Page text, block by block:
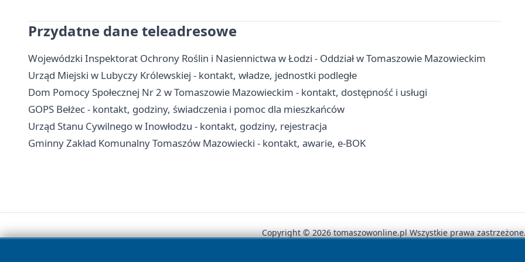
Przydatne dane teleadresowe
Wojewódzki Inspektorat Ochrony Roślin i Nasiennictwa w Łodzi - Oddział w Tomaszowie Mazowieckim
Urząd Miejski w Lubyczy Królewskiej - kontakt, władze, jednostki podległe
Dom Pomocy Społecznej Nr 2 w Tomaszowie Mazowieckim - kontakt, dostępność i usługi
GOPS Bełżec - kontakt, godziny, świadczenia i pomoc dla mieszkańców
Urząd Stanu Cywilnego w Inowłodzu - kontakt, godziny, rejestracja
Gminny Zakład Komunalny Tomaszów Mazowiecki - kontakt, awarie, e-BOK
Copyright © 2026 tomaszowonline.pl Wszystkie prawa